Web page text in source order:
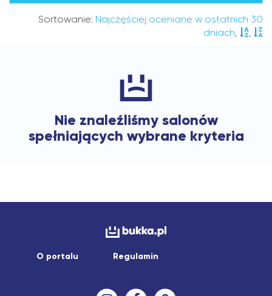
Sortowanie: Najczęściej oceniane w ostatnich 30
dniach, ,
Nie znaleźliśmy salonów
spełniających wybrane kryteria
O portalu Regulamin